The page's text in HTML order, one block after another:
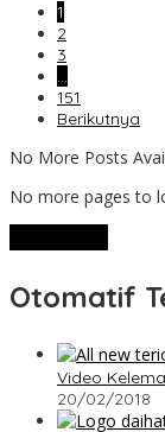
1
2
3
…
151
Berikutnya
No More Posts
No more pages to
Otomatif
Video
20/02/2018